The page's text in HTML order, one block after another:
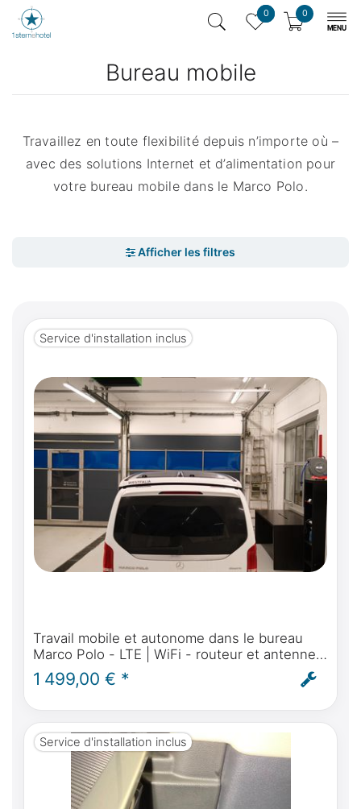
0 0
Bureau mobile
Travaillez en toute flexibilité depuis n’importe où –
avec des solutions Internet et d’alimentation pour
votre bureau mobile dans le Marco Polo.
Service d'installation inclus
Travail mobile et autonome dans le bureau
Marco Polo - LTE | WiFi - routeur et antenne
pour Mercedes-Benz Marco Polo, Activity,
Horizon - montage inclus
1 499,00 € *
Service d'installation inclus